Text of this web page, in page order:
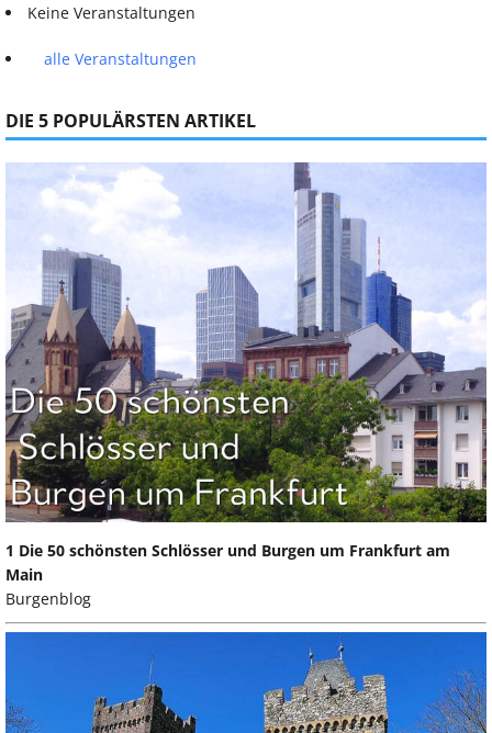
Keine Veranstaltungen
alle Veranstaltungen
DIE 5 POPULÄRSTEN ARTIKEL
1 Die 50 schönsten Schlösser und Burgen um Frankfurt am
Main
Burgenblog